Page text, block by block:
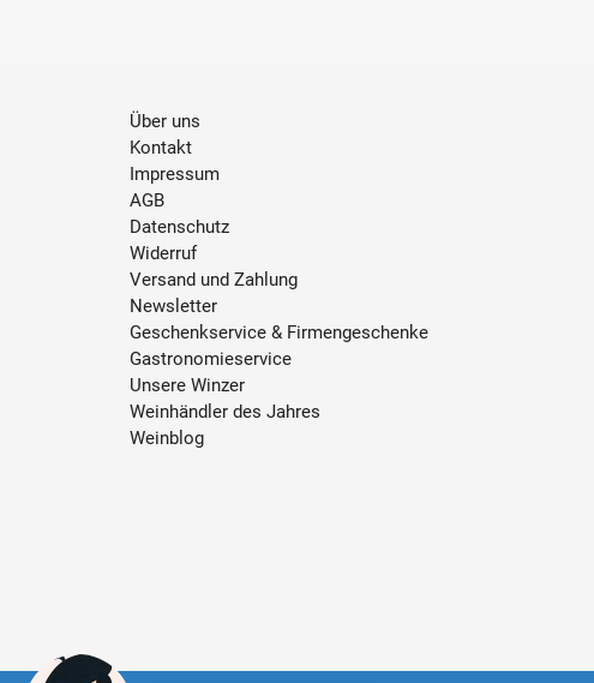
Über uns
Kontakt
Impressum
AGB
Datenschutz
Widerruf
Versand und Zahlung
Newsletter
Geschenkservice & Firmengeschenke
Gastronomieservice
Unsere Winzer
Weinhändler des Jahres
Weinblog